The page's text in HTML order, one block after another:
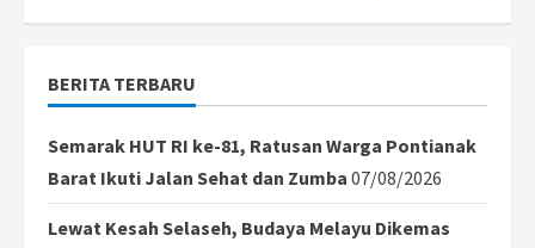
Connected
BERITA TERBARU
Semarak HUT RI ke-81, Ratusan Warga Pontianak
Barat Ikuti Jalan Sehat dan Zumba 07/08/2026
Lewat Kesah Selaseh, Budaya Melayu Dikemas